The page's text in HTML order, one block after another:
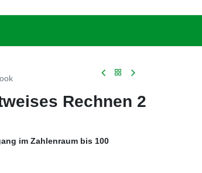
Rechnen 2
im Zahlenraum bis 100